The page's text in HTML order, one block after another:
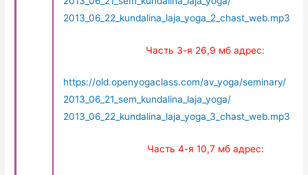
2013_06_22_kundalina_laja_yoga_2_chast_web.mp3
Часть 3-я 26,9 мб адрес:
https://old.openyogaclass.com/av_yoga/seminary/
2013_06_21_sem_kundalina_laja_yoga/
2013_06_22_kundalina_laja_yoga_3_chast_web.mp3
Часть 4-я 10,7 мб адрес: